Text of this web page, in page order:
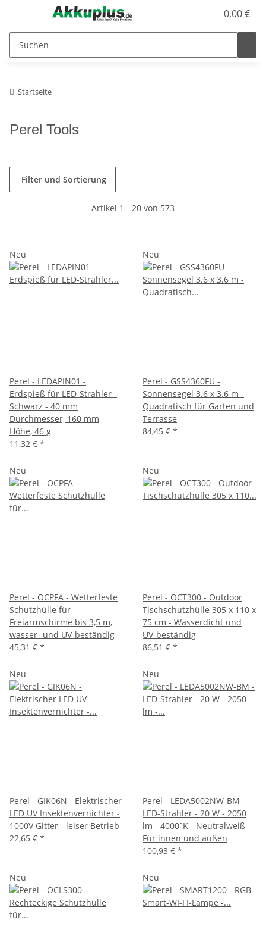
0,00 €
Startseite
Perel Tools
Filter und Sortierung
Artikel 1 - 20 von 573
Neu
Perel - LEDAPIN01 -
Erdspieß für LED-Strahler -
Schwarz - 40 mm
Durchmesser, 160 mm
Höhe, 46 g
11,32 € *
Neu
Perel - GSS4360FU -
Sonnensegel 3.6 x 3.6 m -
Quadratisch für Garten und
Terrasse
84,45 € *
Neu
Perel - OCPFA - Wetterfeste
Schutzhülle für
Freiarmschirme bis 3,5 m,
wasser- und UV-beständig
45,31 € *
Neu
Perel - OCT300 - Outdoor
Tischschutzhülle 305 x 110 x
75 cm - Wasserdicht und
UV-beständig
86,51 € *
Neu
Perel - GIK06N - Elektrischer
LED UV Insektenvernichter -
1000V Gitter - leiser Betrieb
22,65 € *
Neu
Perel - LEDA5002NW-BM -
LED-Strahler - 20 W - 2050
lm - 4000°K - Neutralweiß -
Für innen und außen
100,93 € *
Neu Neu